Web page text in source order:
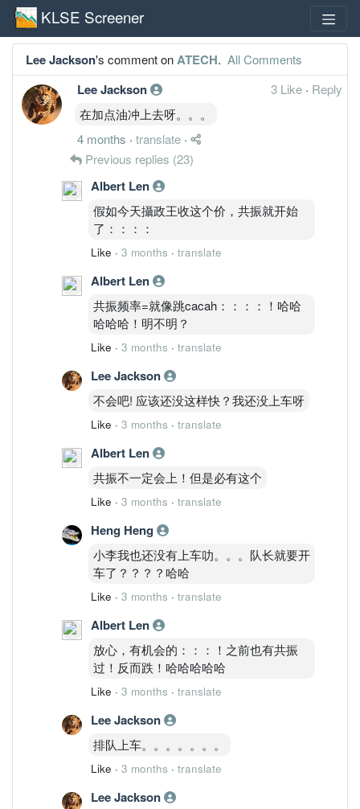
KLSE Screener
Lee Jackson's comment onATECH. All Comments
Lee Jackson 3 Like · Reply
在加点油冲上去呀。。。
4 months · translate ·
Previous replies (23)
Albert Len
假如今天攝政王收这个价，共振就开始
了：：：：
Like · 3 months · translate
Albert Len
共振频率=就像跳cacah：：：：！哈哈
哈哈哈！明不明？
Like · 3 months · translate
Lee Jackson
不会吧! 应该还没这样快？我还没上车呀
Like · 3 months · translate
Albert Len
共振不一定会上！但是必有这个
Like · 3 months · translate
Heng Heng
小李我也还没有上车叻。。。队长就要开
车了？？？？哈哈
Like · 3 months · translate
Albert Len
放心，有机会的：：：！之前也有共振
过！反而跌！哈哈哈哈哈
Like · 3 months · translate
Lee Jackson
排队上车。。。。。。。
Like · 3 months · translate
Lee Jackson